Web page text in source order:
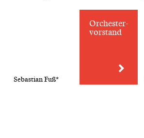
Sebastian Fuß*
Orchester­
vorstand